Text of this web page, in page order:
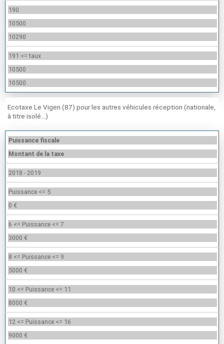
190
10500
10290
191 <= taux
10500
10500
Ecotaxe Le Vigen (87) pour les autres véhicules réception (nationale,
à titre isolé…)
Puissance fiscale
Montant de la taxe
2018 - 2019
Puissance <= 5
0 €
6 <= Puissance <= 7
3000 €
8 <= Puissance <= 9
5000 €
10 <= Puissance <= 11
8000 €
12 <= Puissance <= 16
9000 €